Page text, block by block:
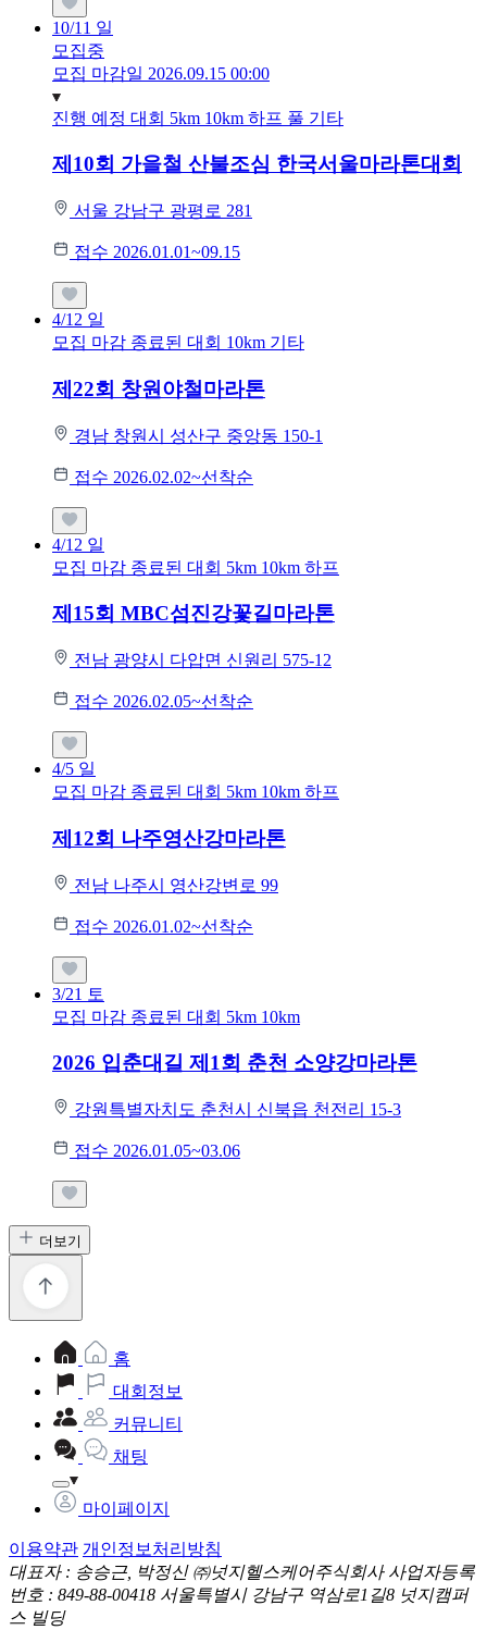
10/11 일
모집중
모집 마감일 2026.09.15 00:00
진행 예정 대회 5km 10km 하프 풀 기타
제10회 가을철 산불조심 한국서울마라톤대회
서울 강남구 광평로 281
접수 2026.01.01~09.15
4/12 일
모집 마감 종료된 대회 10km 기타
제22회 창원야철마라톤
경남 창원시 성산구 중앙동 150-1
접수 2026.02.02~선착순
4/12 일
모집 마감 종료된 대회 5km 10km 하프
제15회 MBC섬진강꽃길마라톤
전남 광양시 다압면 신원리 575-12
접수 2026.02.05~선착순
4/5 일
모집 마감 종료된 대회 5km 10km 하프
제12회 나주영산강마라톤
전남 나주시 영산강변로 99
접수 2026.01.02~선착순
3/21 토
모집 마감 종료된 대회 5km 10km
2026 입춘대길 제1회 춘천 소양강마라톤
강원특별자치도 춘천시 신북읍 천전리 15-3
접수 2026.01.05~03.06
더보기
홈
대회정보
커뮤니티
채팅
마이페이지
이용약관 개인정보처리방침
대표자 : 송승근, 박정신 ㈜넛지헬스케어주식회사 사업자등록
번호 : 849-88-00418 서울특별시 강남구 역삼로1길8 넛지캠퍼
스 빌딩